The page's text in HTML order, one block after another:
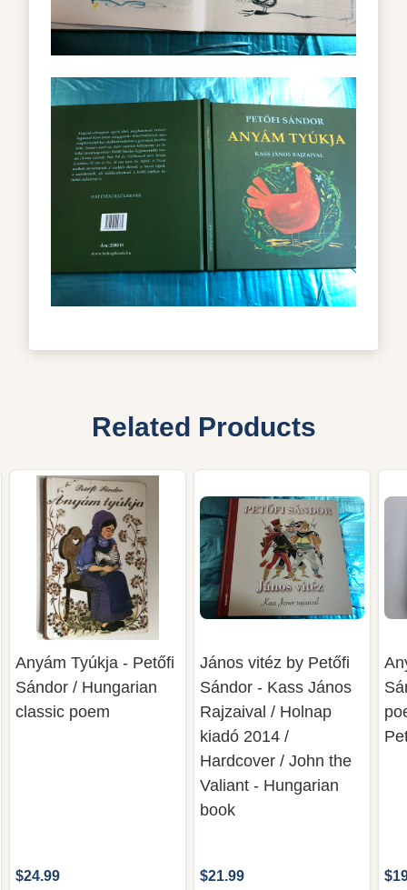
Related Products
Anyám Tyúkja - Petőfi
Sándor / Hungarian
classic poem
$24.99
János vitéz by Petőfi
Sándor - Kass János
Rajzaival / Holnap
kiadó 2014 /
Hardcover / John the
Valiant - Hungarian
book
$21.99